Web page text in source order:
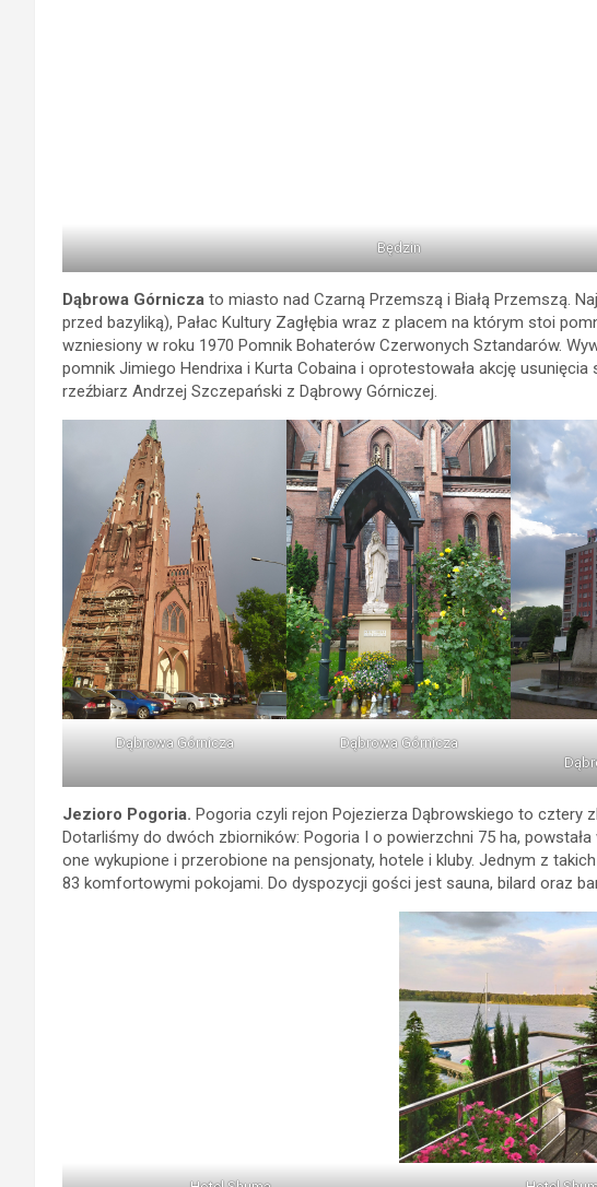
Będzin
Dąbrowa Górnicza to miasto nad Czarną Przemszą i Białą Przemszą.
przed bazyliką), Pałac Kultury Zagłębia wraz z placem na którym stoi
wzniesiony w roku 1970 Pomnik Bohaterów Czerwonych Sztandarów.
pomnik Jimiego Hendrixa i Kurta Cobaina i oprotestowała akcję
rzeźbiarz Andrzej Szczepański z Dąbrowy Górniczej.
Dąbrowa Górnicza
Dąbrowa Górnicza
Jezioro Pogoria. Pogoria czyli rejon Pojezierza Dąbrowskiego to cztery
Dotarliśmy do dwóch zbiorników: Pogoria I o powierzchni 75 ha,
one wykupione i przerobione na pensjonaty, hotele i kluby. Jednym z
83 komfortowymi pokojami. Do dyspozycji gości jest sauna, bilard oraz